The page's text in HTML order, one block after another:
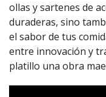
ollas y sartenes de
duraderas, sino
el sabor de tus
entre innovación y
platillo una obra